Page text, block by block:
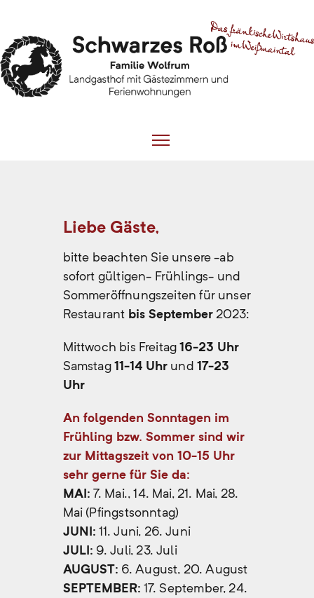
Liebe Gäste,
bitte beachten Sie unsere -ab
sofort gültigen- Frühlings- und
Sommeröffnungszeiten für unser
Restaurant bis September2023:
Mittwoch bis Freitag16-23 Uhr
Samstag11-14 Uhr und 17-23
Uhr
An folgenden Sonntagen im
Frühling bzw. Sommer sind wir
zur Mittagszeit von 10-15 Uhr
sehr gerne für Sie da:
MAI: 7. Mai., 14. Mai, 21. Mai, 28.
Mai (Pfingstsonntag)
JUNI: 11. Juni, 26. Juni
JULI: 9. Juli, 23. Juli
AUGUST: 6. August, 20. August
SEPTEMBER: 17. September, 24.